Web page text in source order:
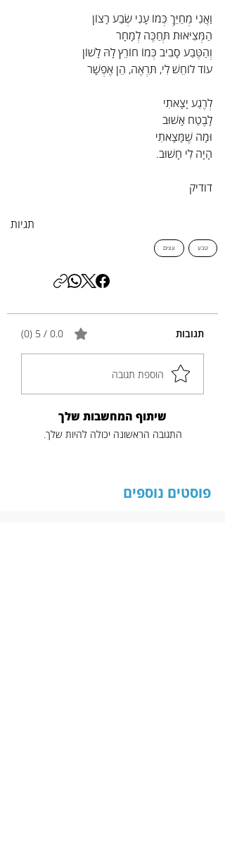
וַאֲנִי מְחַיֵּךְ כְּמוֹ עָנִי שְׂבַע רָצוֹן
הַמְּצִיאוּת תְּחַכֶּה לְמָחָר
וְהַטֶּבַע סָבִיב כְּמוֹ חוֹרֵץ לָהּ לָשׁוֹן
עוֹד לוֹחֵשׁ לִי, תִּרְאֶה, הֵן אֶפְשָׁר
לְרֶגַע יָצָאתִי
לָבֶטַח אָשׁוּב
וּמָה שֶׁמָּצָאתִי
הָיָה לִי חָשׁוּב.
דודיק
תגיות
טבע עצים
תגובות 0.0 / 5 ‏(0)
הוספת תגובה
שיתוף המחשבות שלך
התגובה הראשונה יכולה להיות שלך.
פוסטים נוספים